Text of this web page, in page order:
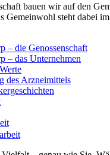
bauen wir auf den
Gemeinwohl steht dabei
– die Genossenschaft
– das Unternehmen
des Arzneimittels